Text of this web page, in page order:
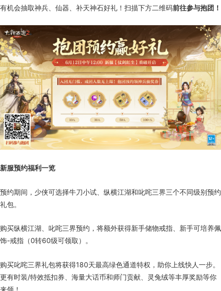
有机会抽取神兵、仙器、补天神石好礼！扫描下方二维码前往参与抱团！
新服预约福利一览
预约期间，少侠可选择牛刀小试、纵横江湖和叱咤三界三个不同级别预约
礼包。
购买纵横江湖、叱咤三界预约，将额外获得新手储物戒指、新手可培养佩
饰-戒指（0转60级可领取）。
购买叱咤三界礼包将获得180天最高绿色通道特权，助你上线快人一步。
更有时装/特效抵扣券、海量大话币和师门贡献、灵兔绒等丰厚奖励等你